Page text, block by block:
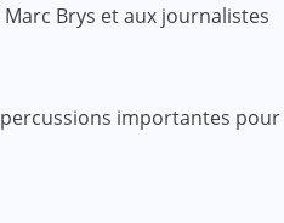
Brys et aux journalistes
importantes pour